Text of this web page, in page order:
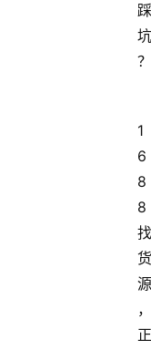
踩
坑
？
1
6
8
8
找
货
源
，
正